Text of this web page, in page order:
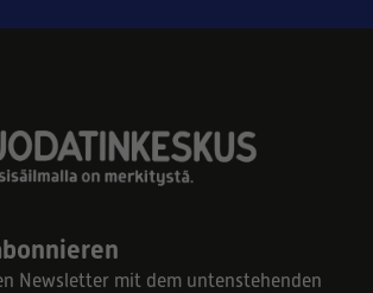
Newsletter mit dem untenstehenden